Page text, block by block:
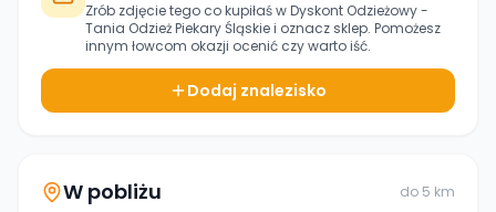
Zrób zdjęcie tego co kupiłaś wDyskont Odzieżowy -
Tania Odzież Piekary Śląskiei oznacz sklep. Pomożesz
innym łowcom okazji ocenić czy warto iść.
Dodaj znalezisko
W pobliżu do 5 km